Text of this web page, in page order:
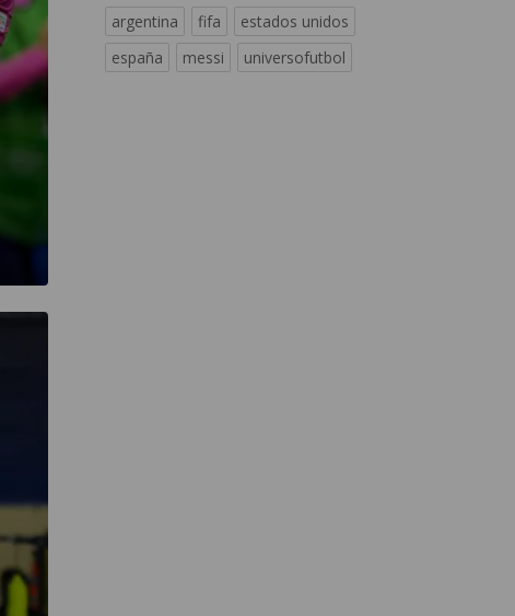
argentina
fifa
estados unidos
españa
messi universofutbol